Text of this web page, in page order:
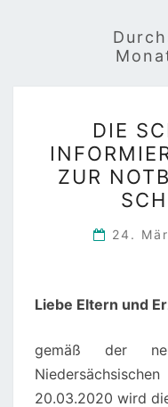
DIE
ZUR
24.
Liebe Eltern und
gemäß der
20.03.2020 wird